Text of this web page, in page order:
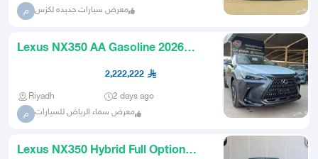
م معرض سيارات جديده لكزس
Lexus NX350 AA Gasoline 2026
2,222,222
Riyadh 2 days ago
م معرض سماء الرياض للسيارات
Lexus NX350 Hybrid Full Option